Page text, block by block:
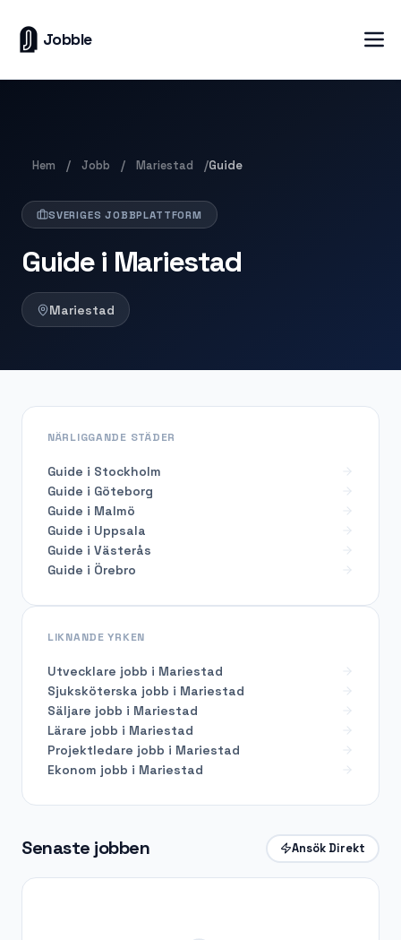
Jobble
Hem / Jobb / Mariestad /Guide
SVERIGES JOBBPLATTFORM
Guide i Mariestad
Mariestad
Senaste jobben Ansök Direkt
NÄRLIGGANDE STÄDER
Guide i Stockholm
Guide i Göteborg
Guide i Malmö
Guide i Uppsala
Guide i Västerås
Guide i Örebro
LIKNANDE YRKEN
Utvecklare jobb i Mariestad
Sjuksköterska jobb i Mariestad
Säljare jobb i Mariestad
Lärare jobb i Mariestad
Projektledare jobb i Mariestad
Ekonom jobb i Mariestad